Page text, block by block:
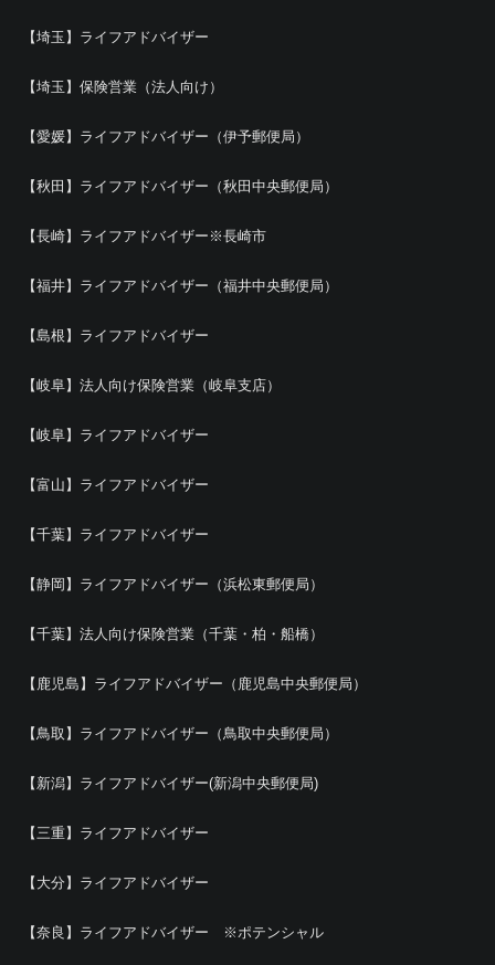
【埼玉】ライフアドバイザー
【埼玉】保険営業（法人向け）
【愛媛】ライフアドバイザー（伊予郵便局）
【秋田】ライフアドバイザー（秋田中央郵便局）
【長崎】ライフアドバイザー※長崎市
【福井】ライフアドバイザー（福井中央郵便局）
【島根】ライフアドバイザー
【岐阜】法人向け保険営業（岐阜支店）
【岐阜】ライフアドバイザー
【富山】ライフアドバイザー
【千葉】ライフアドバイザー
【静岡】ライフアドバイザー（浜松東郵便局）
【千葉】法人向け保険営業（千葉・柏・船橋）
【鹿児島】ライフアドバイザー（鹿児島中央郵便局）
【鳥取】ライフアドバイザー（鳥取中央郵便局）
【新潟】ライフアドバイザー(新潟中央郵便局)
【三重】ライフアドバイザー
【大分】ライフアドバイザー
【奈良】ライフアドバイザー ※ポテンシャル